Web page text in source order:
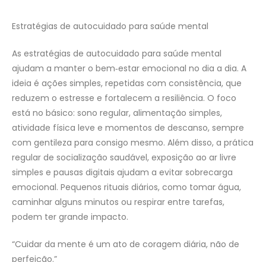
Estratégias de autocuidado para saúde mental
As estratégias de autocuidado para saúde mental
ajudam a manter o bem‑estar emocional no dia a dia. A
ideia é ações simples, repetidas com consistência, que
reduzem o estresse e fortalecem a resiliência. O foco
está no básico: sono regular, alimentação simples,
atividade física leve e momentos de descanso, sempre
com gentileza para consigo mesmo. Além disso, a prática
regular de socialização saudável, exposição ao ar livre
simples e pausas digitais ajudam a evitar sobrecarga
emocional. Pequenos rituais diários, como tomar água,
caminhar alguns minutos ou respirar entre tarefas,
podem ter grande impacto.
“Cuidar da mente é um ato de coragem diária, não de
perfeição.”